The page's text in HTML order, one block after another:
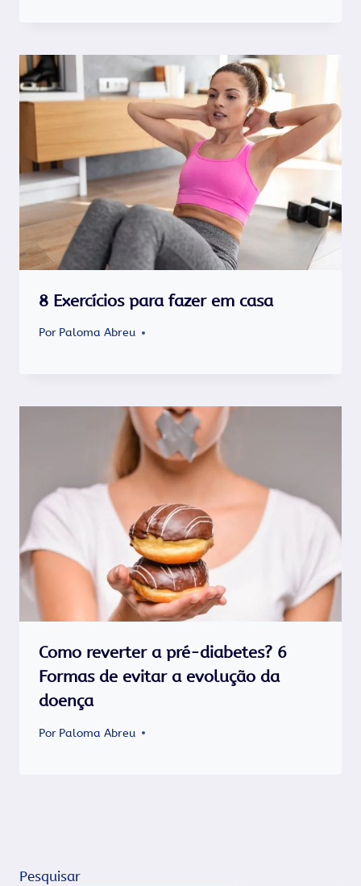
8 Exercícios para fazer em casa
Por Paloma Abreu
Como reverter a pré-diabetes? 6
Formas de evitar a evolução da
doença
Por Paloma Abreu
Pesquisar